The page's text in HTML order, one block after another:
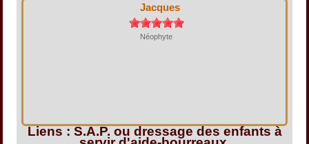
Jacques
Néophyte
Liens : S.A.P. ou dressage des enfants à